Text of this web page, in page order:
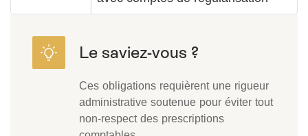
Ces obligations requièrent une rigueur
administrative soutenue pour éviter tout
non-respect des prescriptions